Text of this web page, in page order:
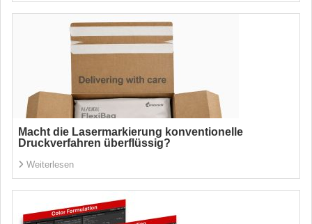
Macht die Lasermarkierung konventionelle
Druckverfahren überflüssig?
Weiterlesen